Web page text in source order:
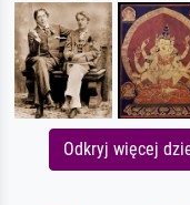
Odkryj więcej